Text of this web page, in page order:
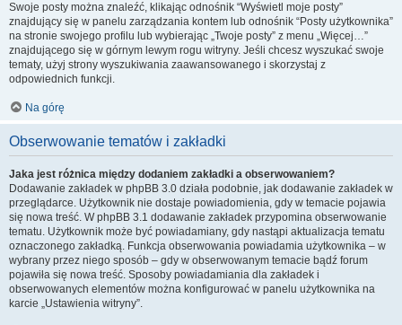
Swoje posty można znaleźć, klikając odnośnik “Wyświetl moje posty”
znajdujący się w panelu zarządzania kontem lub odnośnik “Posty użytkownika”
na stronie swojego profilu lub wybierając „Twoje posty” z menu „Więcej…”
znajdującego się w górnym lewym rogu witryny. Jeśli chcesz wyszukać swoje
tematy, użyj strony wyszukiwania zaawansowanego i skorzystaj z
odpowiednich funkcji.
Na górę
Obserwowanie tematów i zakładki
Jaka jest różnica między dodaniem zakładki a obserwowaniem?
Dodawanie zakładek w phpBB 3.0 działa podobnie, jak dodawanie zakładek w
przeglądarce. Użytkownik nie dostaje powiadomienia, gdy w temacie pojawia
się nowa treść. W phpBB 3.1 dodawanie zakładek przypomina obserwowanie
tematu. Użytkownik może być powiadamiany, gdy nastąpi aktualizacja tematu
oznaczonego zakładką. Funkcja obserwowania powiadamia użytkownika – w
wybrany przez niego sposób – gdy w obserwowanym temacie bądź forum
pojawiła się nowa treść. Sposoby powiadamiania dla zakładek i
obserwowanych elementów można konfigurować w panelu użytkownika na
karcie „Ustawienia witryny”.